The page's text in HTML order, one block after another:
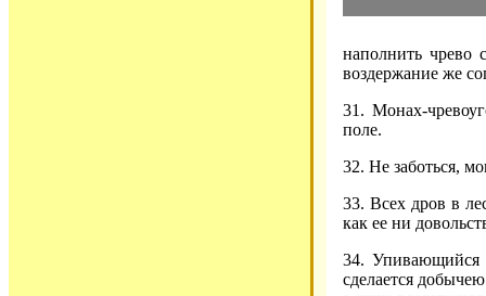
наполнить чрево
воздержание же
31. Монах-
поле.
32. Не заботься,
33. Всех дров в
как ее ни
34. Упивающийся
сделается